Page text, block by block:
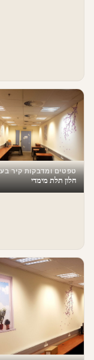
טפטים ומדבקות קיר
חלון תלת מימדי